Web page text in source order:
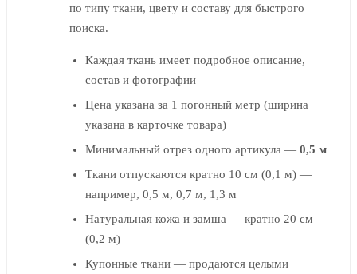
по типу ткани, цвету и составу для быстрого
поиска.
Каждая ткань имеет подробное описание,
состав и фотографии
Цена указана за 1 погонный метр (ширина
указана в карточке товара)
Минимальный отрез одного артикула — 0,5 м
Ткани отпускаются кратно 10 см (0,1 м) —
например, 0,5 м, 0,7 м, 1,3 м
Натуральная кожа и замша — кратно 20 см
(0,2 м)
Купонные ткани — продаются целыми